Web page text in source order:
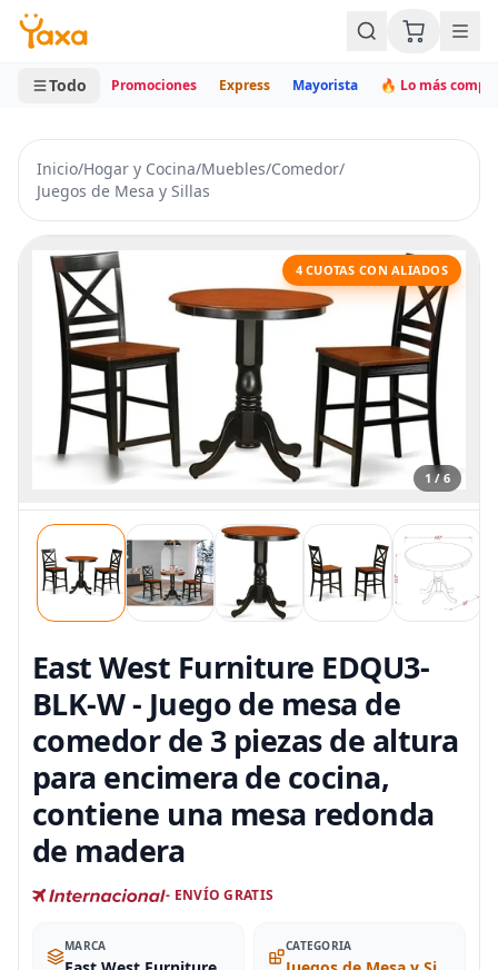
MINI CARRITO
0 productos
Todo Promociones Express Mayorista 🔥 Lo más
Inicio/Hogar y Cocina/Muebles/Comedor/
Juegos de Mesa y Sillas
1 / 6
4 CUOTAS CON ALIADOS
East West Furniture EDQU3-
BLK-W - Juego de mesa de
comedor de 3 piezas de altura
para encimera de cocina,
contiene una mesa redonda
de madera
- ENVÍO GRATIS
MARCA CATEGORIA